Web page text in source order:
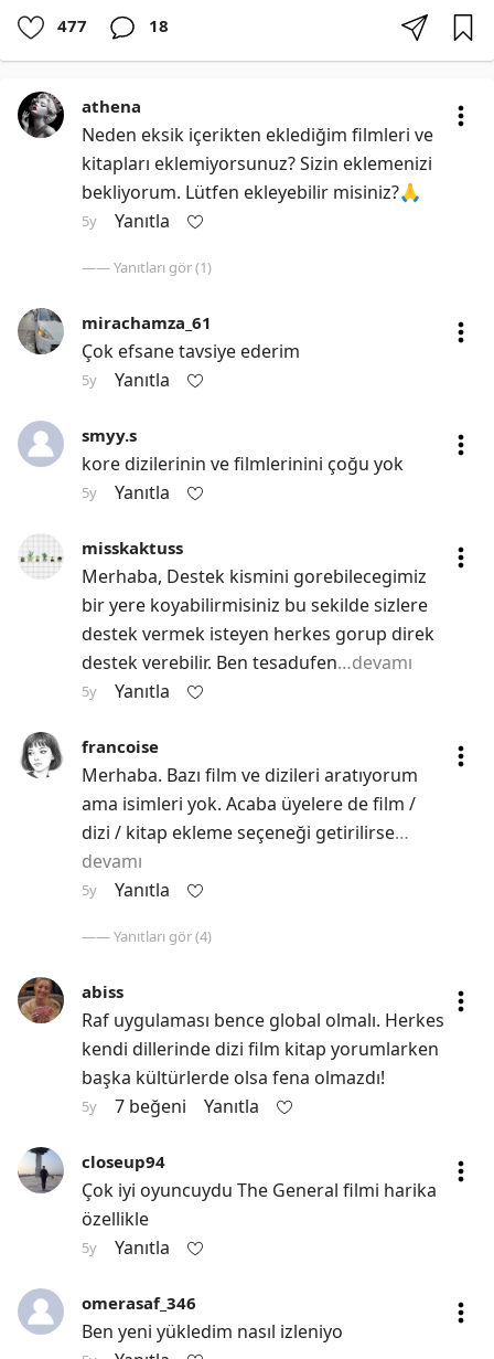
477 18
athena
Neden eksik içerikten eklediğim filmleri ve
kitapları eklemiyorsunuz? Sizin eklemenizi
bekliyorum. Lütfen ekleyebilir misiniz?🙏
5y Yanıtla
—— Yanıtları gör (1)
mirachamza_61
Çok efsane tavsiye ederim
5y Yanıtla
smyy.s
kore dizilerinin ve filmlerinini çoğu yok
5y Yanıtla
misskaktuss
Merhaba, Destek kismini gorebilecegimiz
bir yere koyabilirmisiniz bu sekilde sizlere
destek vermek isteyen herkes gorup direk
destek verebilir. Ben tesadufen…devamı
5y Yanıtla
francoise
Merhaba. Bazı film ve dizileri aratıyorum
ama isimleri yok. Acaba üyelere de film /
dizi / kitap ekleme seçeneği getirilirse…
devamı
5y Yanıtla
—— Yanıtları gör (4)
abiss
Raf uygulaması bence global olmalı. Herkes
kendi dillerinde dizi film kitap yorumlarken
başka kültürlerde olsa fena olmazdı!
5y 7 beğeni Yanıtla
closeup94
Çok iyi oyuncuydu The General filmi harika
özellikle
5y Yanıtla
omerasaf_346
Ben yeni yükledim nasıl izleniyo